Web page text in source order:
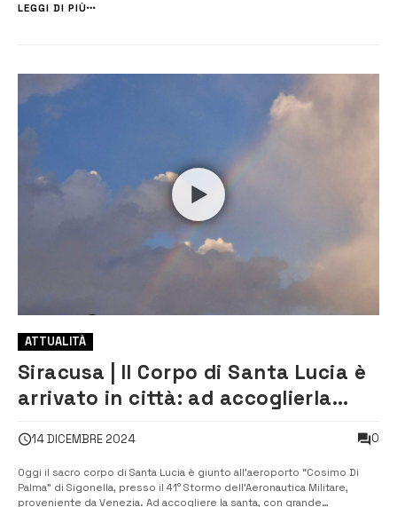
prima di atterrare presso la base di via Elorina. [&hellip...
LEGGI DI PIÙ
ATTUALITÀ
Siracusa | Il Corpo di Santa Lucia è
arrivato in città: ad accoglierla
14 DICEMBRE 2024 0
Oggi il sacro corpo di Santa Lucia è giunto all’aeroporto “Cosimo Di
Palma” di Sigonella, presso il 41° Stormo dell’Aeronautica Militare,
proveniente da Venezia. Ad accogliere la santa, con grande